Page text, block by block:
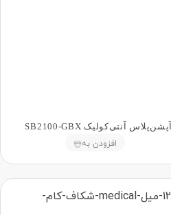
افزودن به